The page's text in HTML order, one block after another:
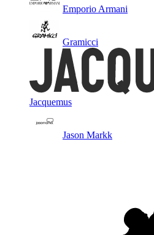
Emporio Armani
Gramicci
Jacquemus
Jason Markk